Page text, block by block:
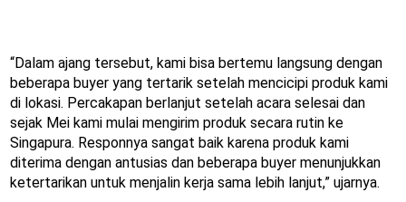
“Dalam ajang tersebut, kami bisa bertemu langsung dengan
beberapa buyer yang tertarik setelah mencicipi produk kami
di lokasi. Percakapan berlanjut setelah acara selesai dan
sejak Mei kami mulai mengirim produk secara rutin ke
Singapura. Responnya sangat baik karena produk kami
diterima dengan antusias dan beberapa buyer menunjukkan
ketertarikan untuk menjalin kerja sama lebih lanjut,” ujarnya.